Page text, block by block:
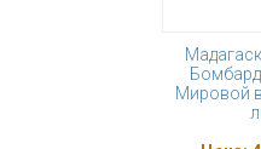
Мировой